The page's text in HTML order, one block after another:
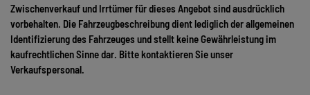
Zwischenverkauf und Irrtümer für dieses Angebot sind ausdrücklich
vorbehalten. Die Fahrzeugbeschreibung dient lediglich der allgemeinen
Identifizierung des Fahrzeuges und stellt keine Gewährleistung im
kaufrechtlichen Sinne dar. Bitte kontaktieren Sie unser
Verkaufspersonal.